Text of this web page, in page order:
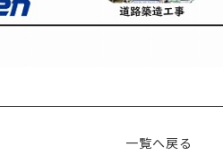
一覧へ戻る